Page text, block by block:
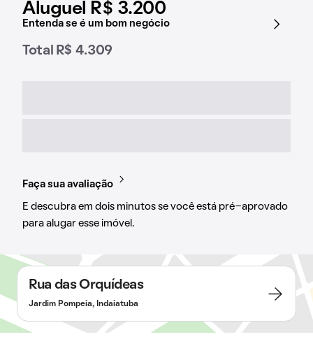
Aluguel R$ 3.200
Entenda se é um bom negócio
Total R$ 4.309
Faça sua avaliação
E descubra em dois minutos se você está pré-aprovado
para alugar esse imóvel.
Rua das Orquídeas
Jardim Pompeia, Indaiatuba